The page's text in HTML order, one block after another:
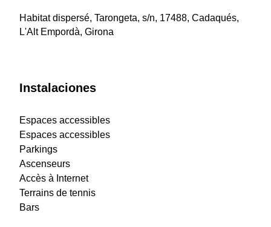
Habitat dispersé, Tarongeta, s/n, 17488, Cadaqués,
L'Alt Empordà, Girona
Instalaciones
Espaces accessibles
Espaces accessibles
Parkings
Ascenseurs
Accès à Internet
Terrains de tennis
Bars